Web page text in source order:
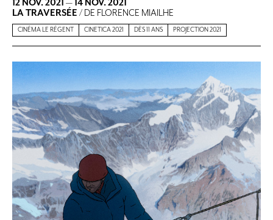
12 NOV. 2021 —14 NOV. 2021
LA TRAVERSÉE / DE FLORENCE MIAILHE
CINÉMA LE RÉGENT CINETICA 2021 DÈS 11 ANS PROJECTION 2021